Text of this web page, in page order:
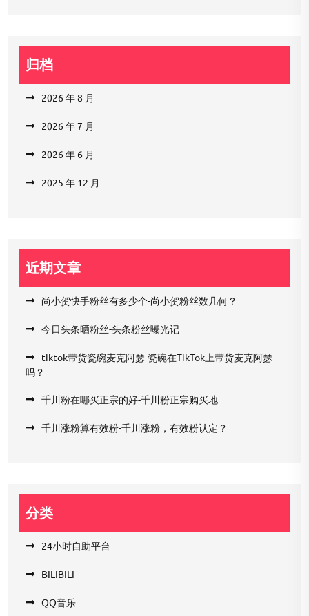
归档
2026 年 8 月
2026 年 7 月
2026 年 6 月
2025 年 12 月
近期文章
尚小贺快手粉丝有多少个-尚小贺粉丝数几何？
今日头条晒粉丝-头条粉丝曝光记
tiktok带货瓷碗麦克阿瑟-瓷碗在TikTok上带货麦克阿瑟
吗？
千川粉在哪买正宗的好-千川粉正宗购买地
千川涨粉算有效粉-千川涨粉，有效粉认定？
分类
24小时自助平台
BILIBILI
QQ音乐